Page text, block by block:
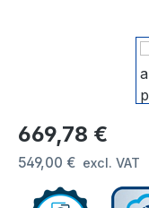
Prezzo normale:
669,78 €
549,00 € excl. VAT